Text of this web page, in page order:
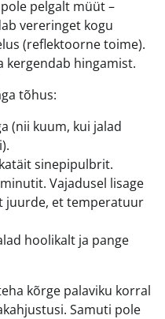
pelgalt müüt –
vereringet kogu
(reflektoorne toime).
kergendab hingamist.
tõhus:
(nii kuum, kui jalad
sinepipulbrit.
Vajadusel lisage
juurde, et temperatuur
hoolikalt ja pange
kõrge palaviku korral
Samuti pole